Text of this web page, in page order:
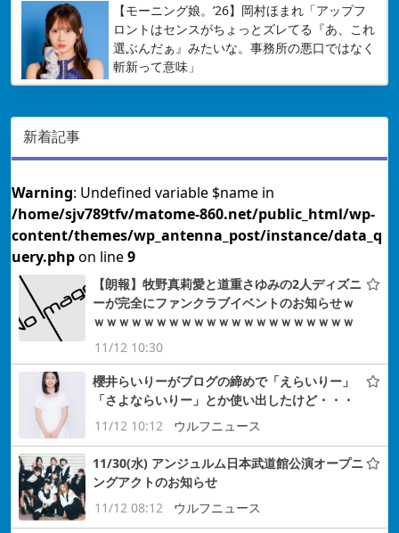
【モーニング娘。’26】岡村ほまれ「アップフ
ロントはセンスがちょっとズレてる『あ、これ
選ぶんだぁ』みたいな。事務所の悪口ではなく
斬新って意味」
新着記事
Warning: Undefined variable $name in
/home/sjv789tfv/matome-860.net/public_html/wp-
content/themes/wp_antenna_post/instance/data_q
uery.phpon line9
【朗報】牧野真莉愛と道重さゆみの2人ディズニ
ーが完全にファンクラブイベントのお知らせｗ
ｗｗｗｗｗｗｗｗｗｗｗｗｗｗｗｗｗｗｗｗｗ
11/12 10:30
櫻井らいりーがブログの締めで「えらいりー」
「さよならいりー」とか使い出したけど・・・
11/12 10:12
ウルフニュース
11/30(水) アンジュルム日本武道館公演オープニ
ングアクトのお知らせ
11/12 08:12
ウルフニュース